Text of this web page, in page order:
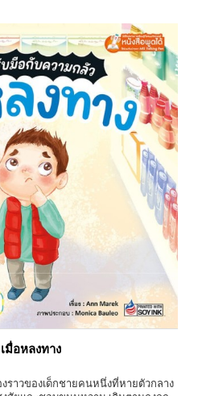
มื่อหลงทาง
ราวของเด็กชายคนหนึ่งที่หายตัวกลาง